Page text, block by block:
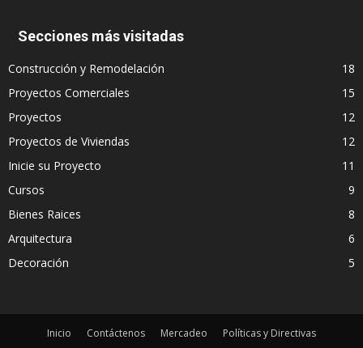
Secciones más visitadas
Construcción y Remodelación
18
Proyectos Comerciales
15
Proyectos
12
Proyectos de Viviendas
12
Inicie su Proyecto
11
Cursos
9
Bienes Raices
8
Arquitectura
6
Decoración
5
Inicio Contáctenos Mercadeo Políticas y Directivas